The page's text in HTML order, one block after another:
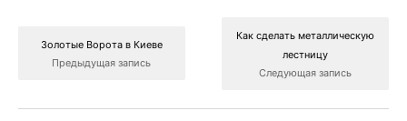
Золотые Ворота в Киеве
Предыдущая запись
Как сделать металлическую
лестницу
Следующая запись